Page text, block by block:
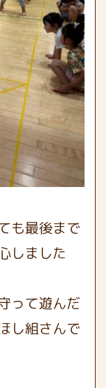
も最後まで
しました
って遊んだ
し組さんで